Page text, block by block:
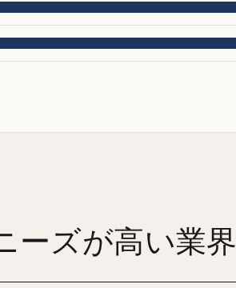
ーズが高い業界